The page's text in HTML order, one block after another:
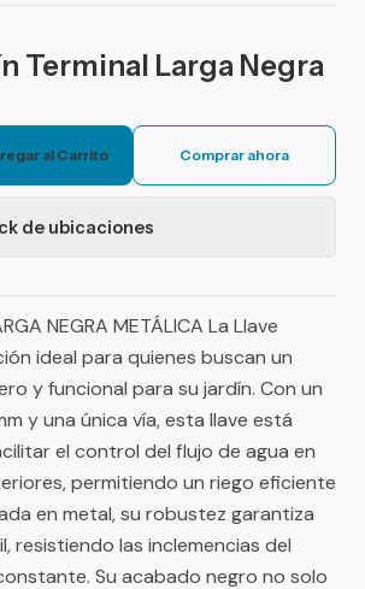
Terminal Larga Negra
al Carrito Comprar ahora
de ubicaciones
NEGRA METÁLICA La Llave
ideal para quienes buscan un
y funcional para su jardín. Con un
y una única vía, esta llave está
el control del flujo de agua en
permitiendo un riego eficiente
en metal, su robustez garantiza
resistiendo las inclemencias del
Su acabado negro no solo